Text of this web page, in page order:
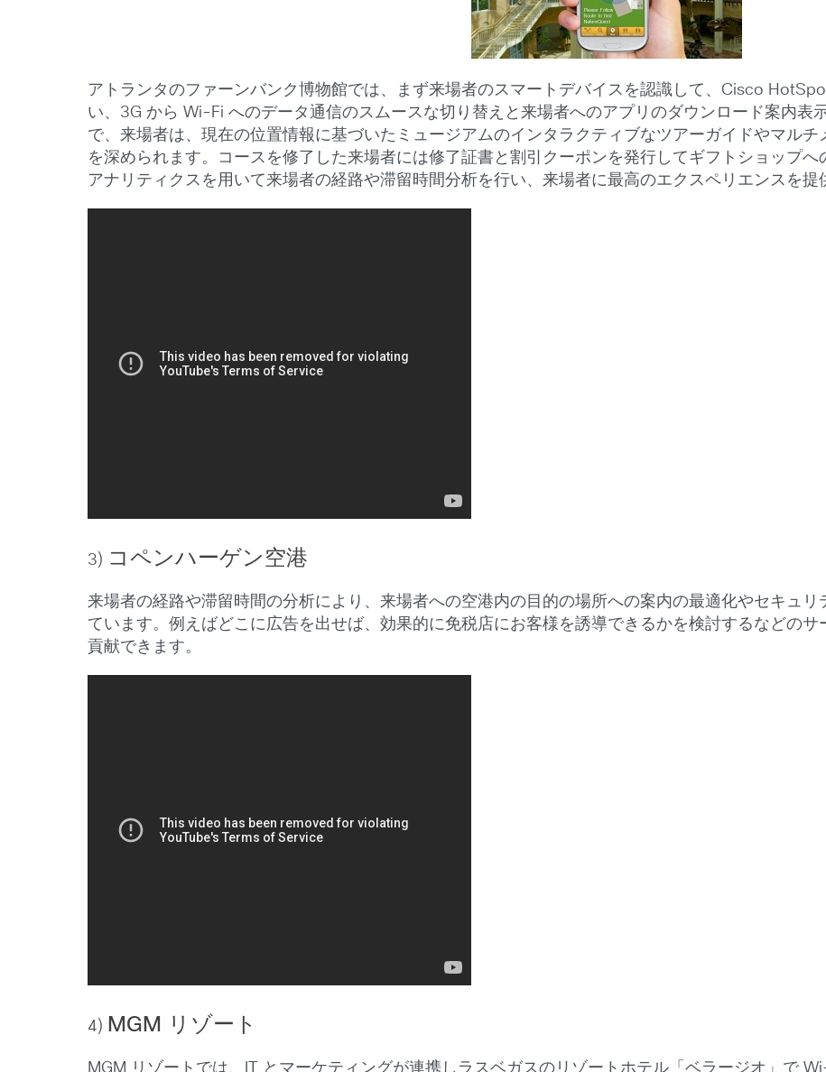
アトランタのファーンバンク博物館では、まず来場者のスマートデバイスを認識して、Cisco
い、3G から Wi-Fi へのデータ通信のスムースな切り替えと来場者へのアプリのダウンロード案内表
で、来場者は、現在の位置情報に基づいたミュージアムのインタラクティブなツアーガイドやマル
を深められます。コースを修了した来場者には修了証書と割引クーポンを発行してギフトショップ
アナリティクスを用いて来場者の経路や滞留時間分析を行い、来場者に最高のエクスペリエンスを提
3) コペンハーゲン空港
来場者の経路や滞留時間の分析により、来場者への空港内の目的の場所への案内の最適化やセキュ
ています。例えばどこに広告を出せば、効果的に免税店にお客様を誘導できるかを検討するなどの
貢献できます。
4) MGM リゾート
MGM リゾートでは、IT とマーケティングが連携しラスベガスのリゾートホテル「ベラージオ」で